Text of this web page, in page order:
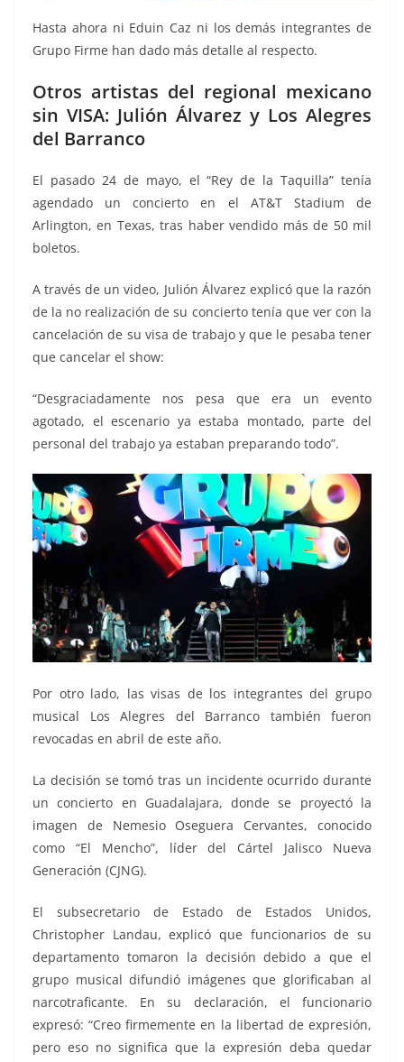
Hasta ahora ni Eduin Caz ni los demás integrantes de
Grupo Firme han dado más detalle al respecto.
Otros artistas del regional mexicano
sin VISA: Julión Álvarez y Los Alegres
del Barranco
El pasado 24 de mayo, el “Rey de la Taquilla” tenía
agendado un concierto en el AT&T Stadium de
Arlington, en Texas, tras haber vendido más de 50 mil
boletos.
A través de un video, Julión Álvarez explicó que la razón
de la no realización de su concierto tenía que ver con la
cancelación de su visa de trabajo y que le pesaba tener
que cancelar el show:
“Desgraciadamente nos pesa que era un evento
agotado, el escenario ya estaba montado, parte del
personal del trabajo ya estaban preparando todo”.
Por otro lado, las visas de los integrantes del grupo
musical Los Alegres del Barranco también fueron
revocadas en abril de este año.
La decisión se tomó tras un incidente ocurrido durante
un concierto en Guadalajara, donde se proyectó la
imagen de Nemesio Oseguera Cervantes, conocido
como “El Mencho”, líder del Cártel Jalisco Nueva
Generación (CJNG).
El subsecretario de Estado de Estados Unidos,
Christopher Landau, explicó que funcionarios de su
departamento tomaron la decisión debido a que el
grupo musical difundió imágenes que glorificaban al
narcotraficante. En su declaración, el funcionario
expresó: “Creo firmemente en la libertad de expresión,
pero eso no significa que la expresión deba quedar